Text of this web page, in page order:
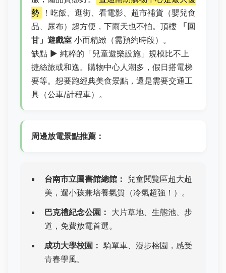
勢
！吃飯、逛街、看電影、超市補貨（嬰兒食
品、尿布）超方便，下雨天也不怕。頂樓
「回
甘」遊戲室 小而精緻（需預約時段）。
缺點 ▶ 純粹的「兒童遊樂設施」規模比不上
捷絲旅或和逸。購物中心人潮多，假日搭電梯
要等。想要跑經典美食景點，還是需要交通工
具（公車/計程車）。
周邊放電景點推薦：
台南市立圖書館總館：
兒童閱覽區超大超
美，遛小孩兼培養氣質（冷氣超強！）。
巴克禮紀念公園： 大片草地、生態池、步
道，免費放電首選。
成功大學校園： 騎單車、漫步榕園，感受
青春學風。